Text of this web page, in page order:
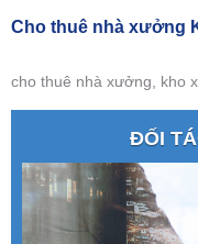
Cho thuê nhà xưởng
cho thuê nhà xưởng, kho
ĐỐI